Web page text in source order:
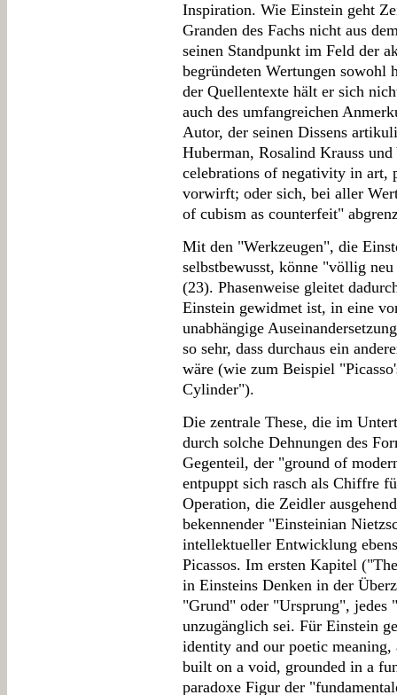
Inspiration. Wie Einstein geht
Granden des Fachs nicht aus
seinen Standpunkt im Feld der
begründeten Wertungen
der Quellentexte hält er sich
auch des umfangreichen
Autor, der seinen Dissens
Huberman, Rosalind Krauss
celebrations of negativity in
vorwirft; oder sich, bei aller
of cubism as counterfeit"
Mit den "Werkzeugen", die
selbstbewusst, könne "völlig
(23). Phasenweise gleitet
Einstein gewidmet ist, in eine
unabhängige
so sehr, dass durchaus ein
wäre (wie zum Beispiel
Cylinder").
Die zentrale These, die im
durch solche Dehnungen des
Gegenteil, der "ground of
entpuppt sich rasch als Chiffre
Operation, die Zeidler
bekennender "Einsteinian
intellektueller Entwicklung
Picassos. Im ersten Kapitel
in Einsteins Denken in der
"Grund" oder "Ursprung", jedes
unzugänglich sei. Für Einstein
identity and our poetic meaning,
built on a void, grounded in a
paradoxe Figur der